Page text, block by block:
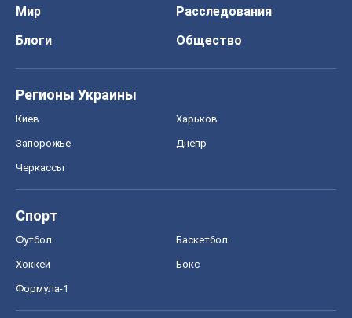
Мир
Расследования
Блоги
Общество
Регионы Украины
Киев Харьков
Запорожье Днепр
Черкассы
Спорт
Футбол Баскетбол
Хоккей Бокс
Формула-1